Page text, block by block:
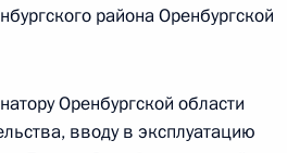
Администрации
Магомедовым в Приёмной
района Оренбургской
Оренбургской области
вводу в эксплуатацию